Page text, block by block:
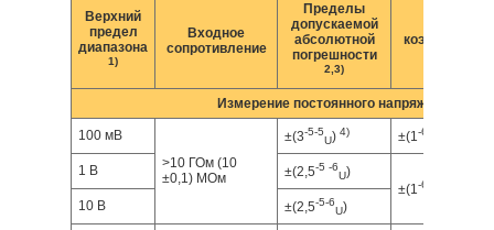
Верхний
предел
диапазона
1)
Входное
сопротивление
Пределы
допускаемой
абсолютной
погрешности
2,3)
коэффициент
Измерение постоянного напряжения
100 мВ
>10 ГОм (10
±0,1) МОм
±(3-5-5
U) 4) ±(1-6
1 В ±(2,5-5 -6
U)
±(1-6
10 В
±(2,5-5-6
U)